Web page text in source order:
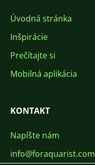
Úvodná stránka
Inšpirácie
Prečítajte si
Mobilná aplikácia
KONTAKT
Napíšte nám
info@foraquarist.com